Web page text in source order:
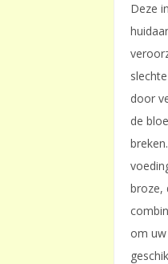
Deze
door
de
broze,
om